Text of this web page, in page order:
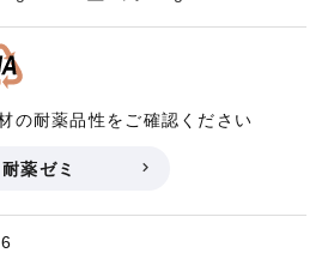
の耐薬品性をご確認ください
耐薬ゼミ